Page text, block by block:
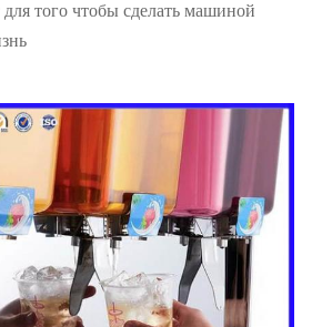
того чтобы сделать машиной